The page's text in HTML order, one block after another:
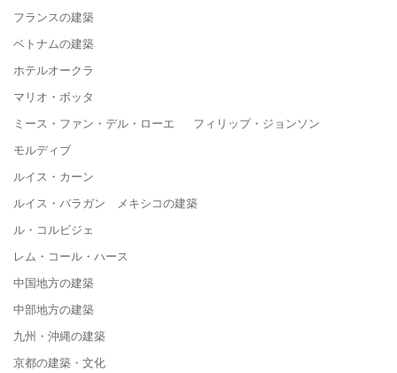
フランスの建築
ベトナムの建築
ホテルオークラ
マリオ・ボッタ
ミース・ファン・デル・ローエ フィリップ・ジョンソン
モルディブ
ルイス・カーン
ルイス・バラガン メキシコの建築
ル・コルビジェ
レム・コール・ハース
中国地方の建築
中部地方の建築
九州・沖縄の建築
京都の建築・文化